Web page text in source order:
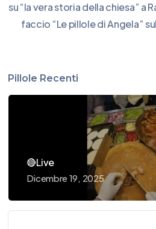
su “la vera storia della chiesa” a
faccio “Le pillole di Angela”
Pillole Recenti
🔴Live
Dicembre 19, 2025